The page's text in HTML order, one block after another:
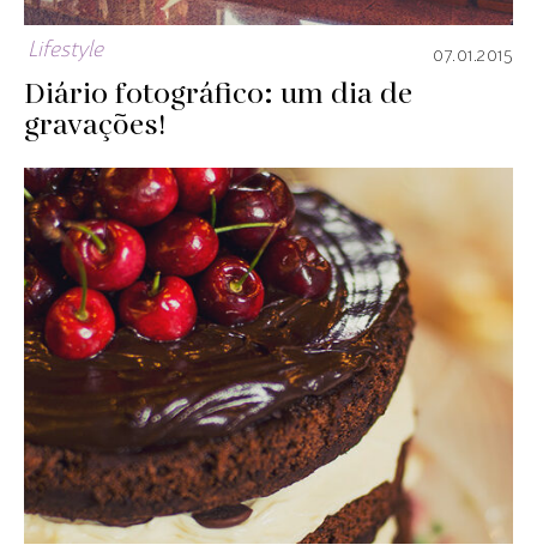
Lifestyle 07.01.2015
Diário fotográfico: um dia de
gravações!